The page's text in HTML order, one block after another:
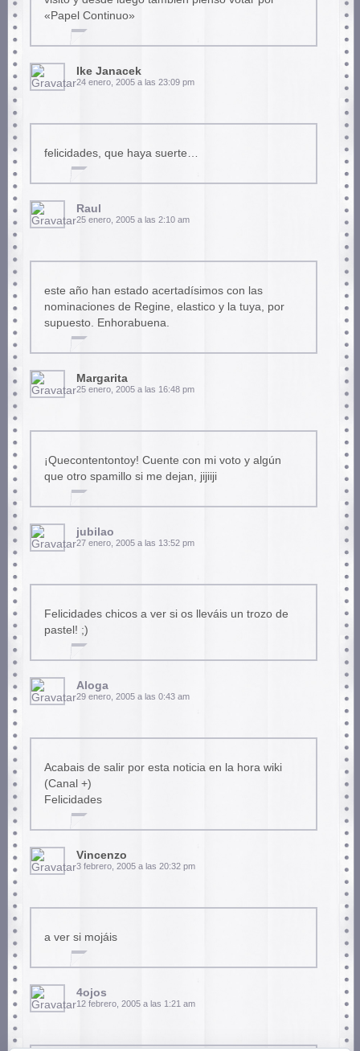
«Papel Continuo»
Ike Janacek
24 enero, 2005 a las 23:09 pm
felicidades, que haya suerte…
Raul
25 enero, 2005 a las 2:10 am
este año han estado acertadísimos con las
nominaciones de Regine, elastico y la tuya, por
supuesto. Enhorabuena.
Margarita
25 enero, 2005 a las 16:48 pm
¡Quecontentontoy! Cuente con mi voto y algún
que otro spamillo si me dejan, jijiiji
jubilao
27 enero, 2005 a las 13:52 pm
Felicidades chicos a ver si os lleváis un trozo de
pastel! ;)
Aloga
29 enero, 2005 a las 0:43 am
Acabais de salir por esta noticia en la hora wiki
(Canal +)
Felicidades
Vincenzo
3 febrero, 2005 a las 20:32 pm
a ver si mojáis
4ojos
12 febrero, 2005 a las 1:21 am